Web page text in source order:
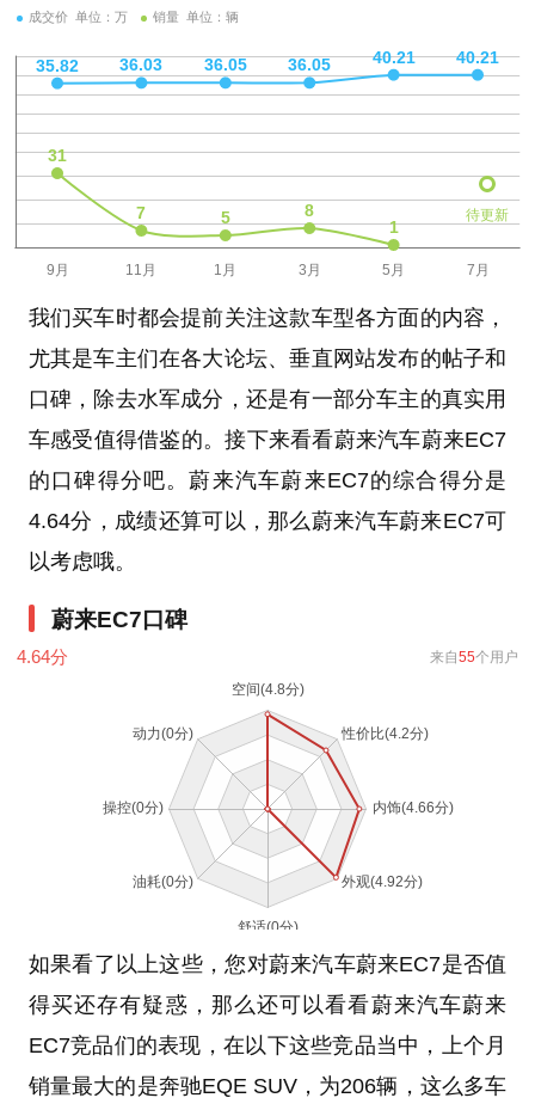
成交价 单位：万 销量 单位：辆
待更新
我们买车时都会提前关注这款车型各方面的内容，
尤其是车主们在各大论坛、垂直网站发布的帖子和
口碑，除去水军成分，还是有一部分车主的真实用
车感受值得借鉴的。接下来看看蔚来汽车蔚来EC7
的口碑得分吧。蔚来汽车蔚来EC7的综合得分是
4.64分，成绩还算可以，那么蔚来汽车蔚来EC7可
以考虑哦。
蔚来EC7口碑
4.64分 来自55个用户
如果看了以上这些，您对蔚来汽车蔚来EC7是否值
得买还存有疑惑，那么还可以看看蔚来汽车蔚来
EC7竞品们的表现，在以下这些竞品当中，上个月
销量最大的是奔驰EQE SUV，为206辆，这么多车